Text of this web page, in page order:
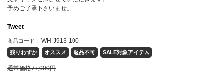
予めご了承下さいませ。
Tweet
商品コード： WH-J913-100
残りわずか オススメ 返品不可 SALE対象アイテム
通常価格77,000円